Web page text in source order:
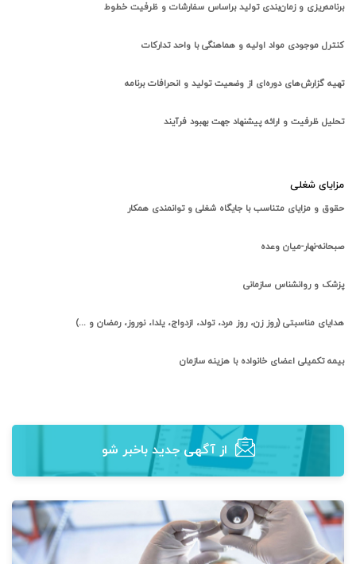
برنامه‌ریزی و زمان‌بندی تولید براساس سفارشات و ظرفیت خطوط
کنترل موجودی مواد اولیه و هماهنگی با واحد تدارکات
تهیه گزارش‌های دوره‌ای از وضعیت تولید و انحرافات برنامه
تحلیل ظرفیت و ارائه پیشنهاد جهت بهبود فرآیند
مزایای شغلی
حقوق و مزایای متناسب با جایگاه شغلی و توانمندی همکار
صبحانه-نهار-میان وعده
پزشک و روانشناس سازمانی
هدایای مناسبتی (روز زن، روز مرد، تولد، ازدواج، یلدا، نوروز، رمضان و ...)
بیمه تکمیلی اعضای خانواده با هزینه سازمان
از آگهی‌ جدید باخبر شو